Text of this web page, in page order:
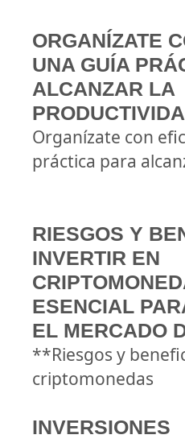
ORGANÍZATE
UNA GUÍA
ALCANZAR LA
Organízate con
práctica para
RIESGOS Y
INVERTIR EN
ESENCIAL
EL MERCADO
**Riesgos y
criptomonedas
INVERSIONES